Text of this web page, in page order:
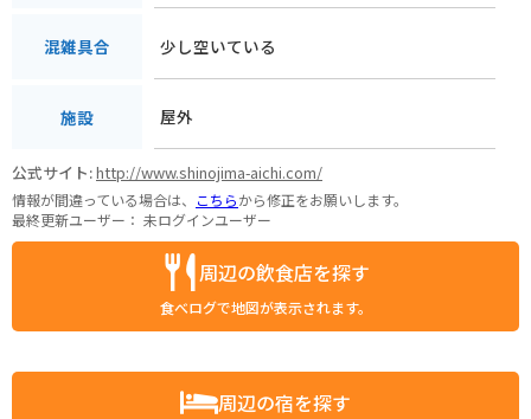
混雑具合 少し空いている
施設 屋外
公式サイト:http://www.shinojima-aichi.com/
情報が間違っている場合は、 こちらから修正をお願いします。
最終更新ユーザー： 未ログインユーザー
周辺の飲食店を探す
食べログで地図が表示されます。
周辺の宿を探す